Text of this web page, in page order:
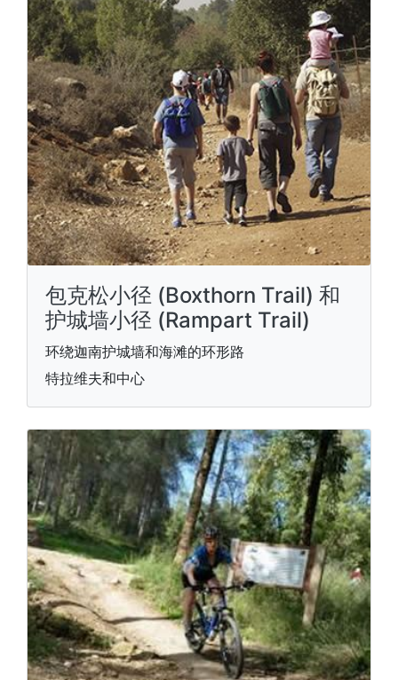
包克松小径 (Boxthorn Trail) 和
护城墙小径 (Rampart Trail)
环绕迦南护城墙和海滩的环形路
特拉维夫和中心